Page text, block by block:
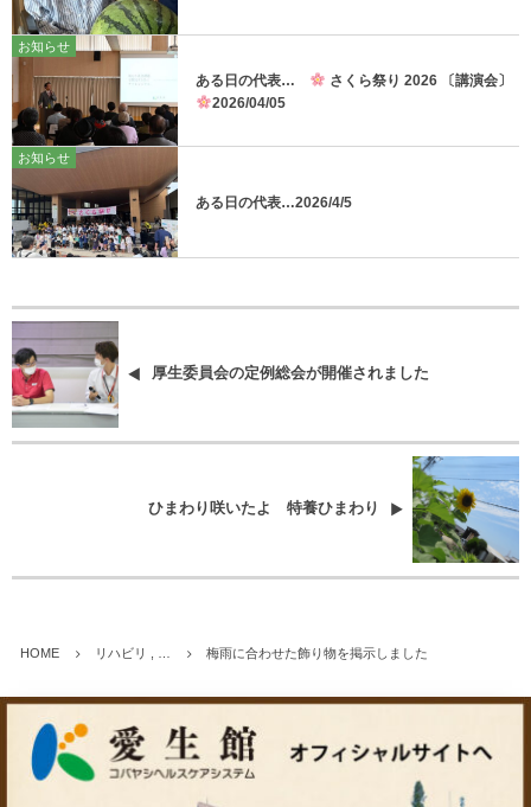
お知らせ
ある日の代表…
さくら祭り 2026 〔講演会〕
2026/04/05
お知らせ
ある日の代表…2026/4/5
厚生委員会の定例総会が開催されました
ひまわり咲いたよ 特養ひまわり
HOME リハビリ , … 梅雨に合わせた飾り物を掲示しました